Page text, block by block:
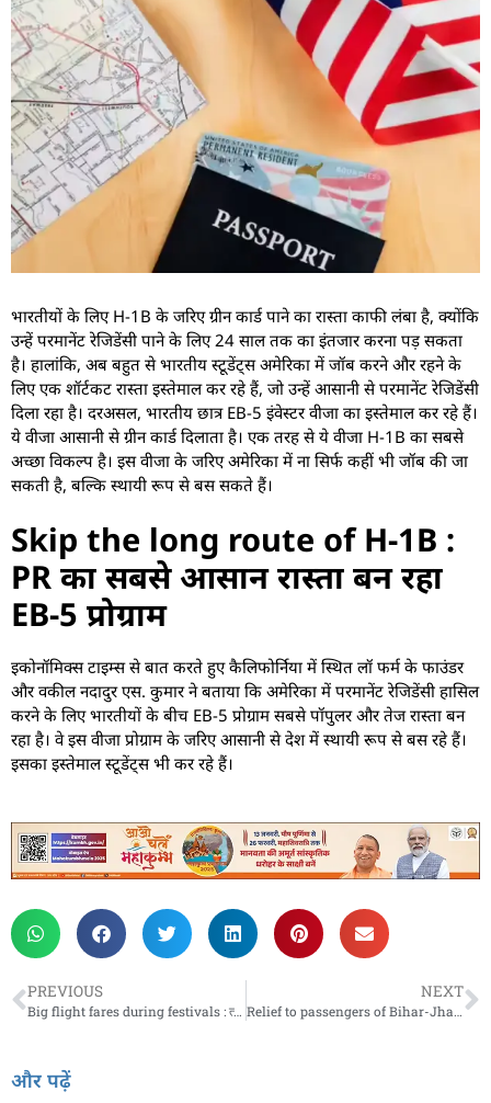
भारतीयों के लिए H-1B के जरिए ग्रीन कार्ड पाने का रास्ता काफी लंबा है, क्योंकि
उन्हें परमानेंट रेजिडेंसी पाने के लिए 24 साल तक का इंतजार करना पड़ सकता
है। हालांकि, अब बहुत से भारतीय स्टूडेंट्स अमेरिका में जॉब करने और रहने के
लिए एक शॉर्टकट रास्ता इस्तेमाल कर रहे हैं, जो उन्हें आसानी से परमानेंट रेजिडेंसी
दिला रहा है। दरअसल, भारतीय छात्र EB-5 इंवेस्टर वीजा का इस्तेमाल कर रहे हैं।
ये वीजा आसानी से ग्रीन कार्ड दिलाता है। एक तरह से ये वीजा H-1B का सबसे
अच्छा विकल्प है। इस वीजा के जरिए अमेरिका में ना सिर्फ कहीं भी जॉब की जा
सकती है, बल्कि स्थायी रूप से बस सकते हैं।
Skip the long route of H-1B :
PR का सबसे आसान रास्ता बन रहा
EB-5 प्रोग्राम
इकोनॉमिक्स टाइम्स से बात करते हुए कैलिफोर्निया में स्थित लॉ फर्म के फाउंडर
और वकील नदादुर एस. कुमार ने बताया कि अमेरिका में परमानेंट रेजिडेंसी हासिल
करने के लिए भारतीयों के बीच EB-5 प्रोग्राम सबसे पॉपुलर और तेज रास्ता बन
रहा है। वे इस वीजा प्रोग्राम के जरिए आसानी से देश में स्थायी रूप से बस रहे हैं।
इसका इस्तेमाल स्टूडेंट्स भी कर रहे हैं।
PREVIOUS
Big flight fares during festivals : त्याहारों में बड़े फलाईट किराए, पहले से करें बुकिंग और बचाएं बड़ा खर्च
NEXT
Relief to passengers of Bihar-Jharkhand : बिहार-झारखंड के यात्रियों को राहत, 17 सितंबर से शुरू होगी रांची-पूर्णिया फ्लाइट
और पढ़ें